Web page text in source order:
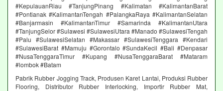
#KepulauanRiau #TanjungPinang #Kalimatan #KalimantanBarat
#Pontianak #KalimantanTengah #PalangkaRaya #KalimantanSelatan
#Banjarmasin #KalimantanTimur #Samarinda #KalimantanUtara
#TanjungSelor #Sulawesi #SulawesiUtara #Manado #SulawesiTengah
#Palu #SulawesiSelatan #Makassar #SulawesiTenggara #Kendari
#SulawesiBarat #Mamuju #Gorontalo #SundaKecil #Bali #Denpasar
#NusaTenggaraTimur #Kupang #NusaTenggaraBarat #Mataram
#lombok #Batam
Pabrik Rubber Jogging Track, Produsen Karet Lantai, Produksi Rubber
Flooring, Distributor Rubber Interlocking, Importir Rubber Mat,